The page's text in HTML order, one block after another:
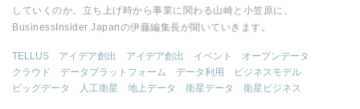
していくのか。立ち上げ時から事業に関わる山崎と小笠原に、
BusinessInsider Japanの伊藤編集長が聞いていきます。
TELLUS アイデア創出 アイデア創出 イベント
オープンデータ
クラウド
データプラットフォーム データ利用
ビジネスモデル
ビッグデータ
人工衛星 地上データ 衛星データ 衛星ビジネス